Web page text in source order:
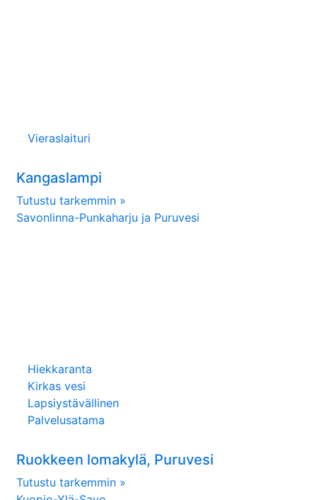
Vieraslaituri
Kangaslampi
Tutustu tarkemmin »
Savonlinna-Punkaharju ja Puruvesi
Hiekkaranta
Kirkas vesi
Lapsiystävällinen
Palvelusatama
Ruokkeen lomakylä, Puruvesi
Tutustu tarkemmin »